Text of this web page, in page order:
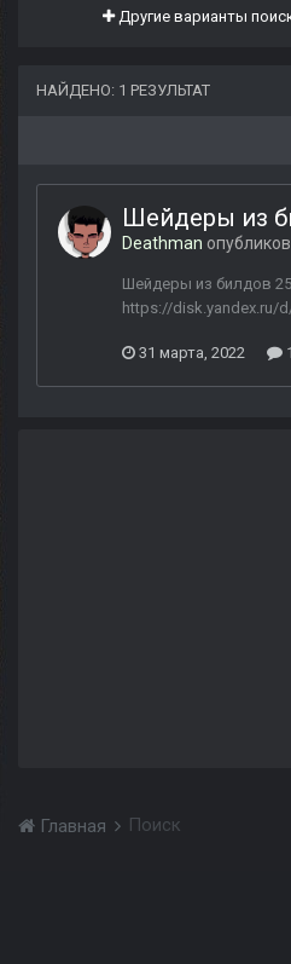
Другие варианты
НАЙДЕНО: 1 РЕЗУЛЬТАТ
Шейдеры из
Deathman
Шейдеры из билдов
https://disk.yandex.ru/
31 марта, 2022
Главная Поиск